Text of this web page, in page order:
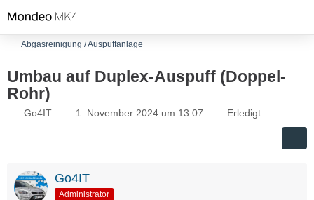
Abgasreinigung / Auspuffanlage
Umbau auf Duplex-Auspuff (Doppel-
Rohr)
Go4IT 1. November 2024 um 13:07 Erledigt
Go4IT
Administrator